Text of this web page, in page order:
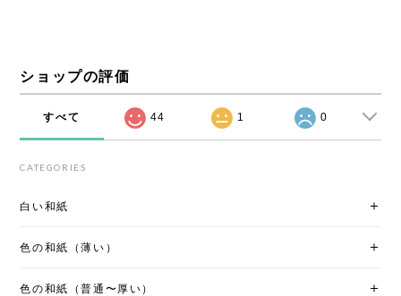
ショップの評価
すべて 44 1 0
CATEGORIES
白い和紙
色の和紙（薄い）
色の和紙（普通〜厚い）